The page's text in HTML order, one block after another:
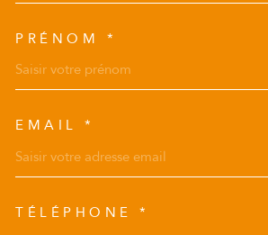
PRÉNOM *
EMAIL *
TÉLÉPHONE *